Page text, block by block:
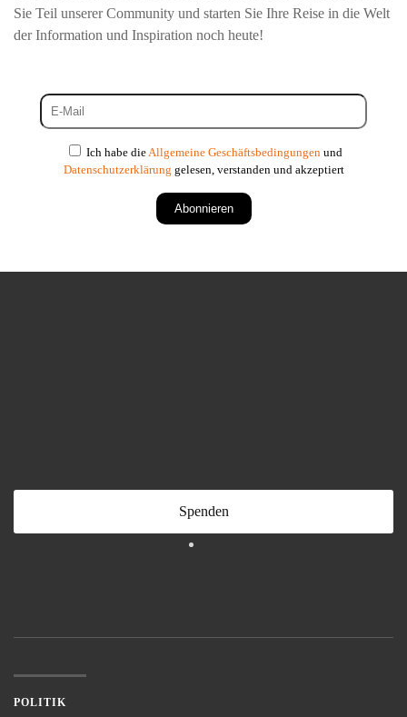
Sie Teil unserer Community und starten Sie Ihre Reise in die Welt
der Information und Inspiration noch heute!
Ich habe die Allgemeine Geschäftsbedingungen und
Datenschutzerklärung gelesen, verstanden und akzeptiert
Abonnieren
Spenden
POLITIK